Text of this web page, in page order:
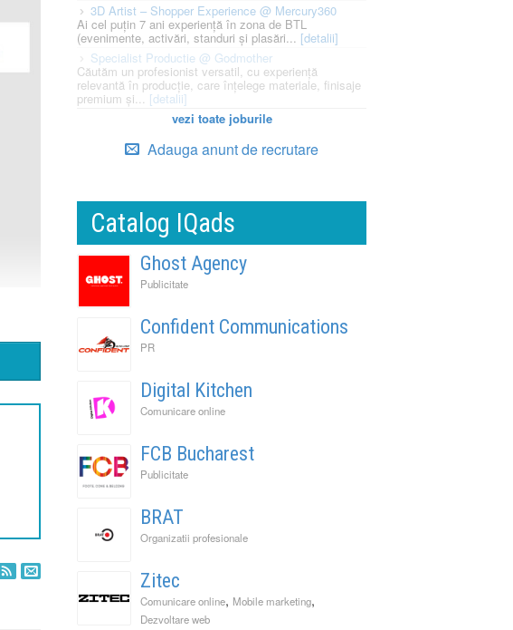
3D Artist – Shopper Experience @ Mercury360
Ai cel puțin 7 ani experiență în zona de BTL
(evenimente, activări, standuri și plasări... [detalii]
Specialist Productie @ Godmother
Căutăm un profesionist versatil, cu experiență
relevantă în producție, care înțelege materiale, finisaje
premium și... [detalii]
vezi toate joburile
Adauga anunt de recrutare
Catalog IQads
Ghost Agency
Publicitate
Confident Communications
PR
Digital Kitchen
Comunicare online
FCB Bucharest
Publicitate
BRAT
Organizatii profesionale
Zitec
Comunicare online, Mobile marketing,
Dezvoltare web